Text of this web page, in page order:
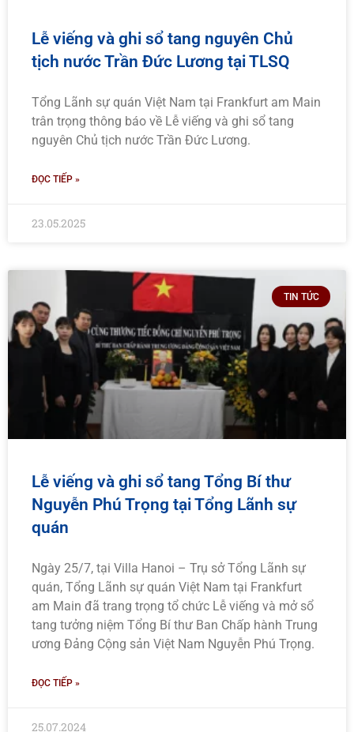
Lễ viếng và ghi sổ tang nguyên Chủ
tịch nước Trần Đức Lương tại TLSQ
Tổng Lãnh sự quán Việt Nam tại Frankfurt am Main
trân trọng thông báo về Lễ viếng và ghi sổ tang
nguyên Chủ tịch nước Trần Đức Lương.
ĐỌC TIẾP »
23.05.2025
TIN TỨC
Lễ viếng và ghi sổ tang Tổng Bí thư
Nguyễn Phú Trọng tại Tổng Lãnh sự
quán
Ngày 25/7, tại Villa Hanoi – Trụ sở Tổng Lãnh sự
quán, Tổng Lãnh sự quán Việt Nam tại Frankfurt
am Main đã trang trọng tổ chức Lễ viếng và mở sổ
tang tưởng niệm Tổng Bí thư Ban Chấp hành Trung
ương Đảng Cộng sản Việt Nam Nguyễn Phú Trọng.
ĐỌC TIẾP »
25.07.2024